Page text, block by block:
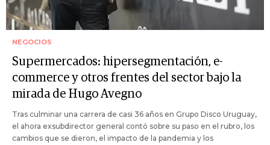
NEGOCIOS
Supermercados: hipersegmentación, e-
commerce y otros frentes del sector bajo la
mirada de Hugo Avegno
Tras culminar una carrera de casi 36 años en Grupo Disco Uruguay,
el ahora exsubdirector general contó sobre su paso en el rubro, los
cambios que se dieron, el impacto de la pandemia y los